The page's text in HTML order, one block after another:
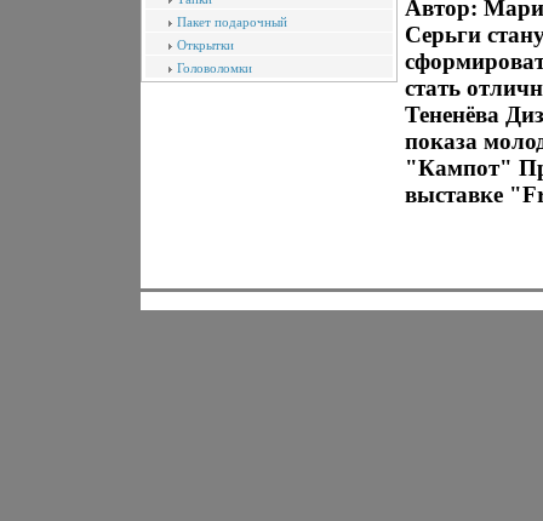
Пакет подарочный
Открытки
Головоломки
Автор:
Серьги
стать
Тененёва
показа
"Кампот"
выставке